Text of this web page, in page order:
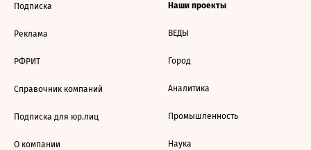
Подписка
Реклама
РФРИТ
Справочник компаний
Подписка для юр.лиц
О компании
Наши проекты
ВЕДЫ
Город
Аналитика
Промышленность
Наука